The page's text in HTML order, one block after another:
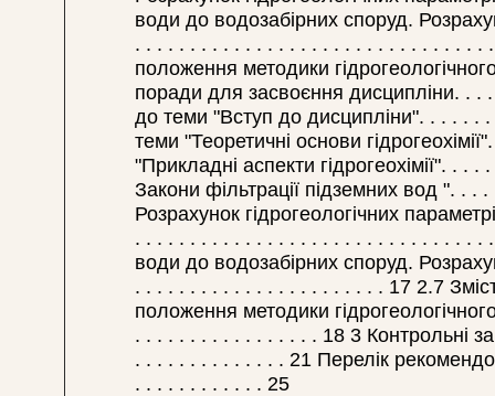
води до водозабірних споруд.
. . . . . . . . . . . . . . . . . . . . . . . . . . . . . . . .
положення методики
поради для засвоєння дисципліни. . .
до теми "Вступ до дисципліни". . . . . .
теми "Теоретичні основи
"Прикладні аспекти гідрогеохімії". .
Закони фільтрації підземних вод ". . .
Розрахунок гідрогеологічних
. . . . . . . . . . . . . . . . . . . . . . . . . . . . . . . .
води до водозабірних споруд.
. . . . . . . . . . . . . . . . . . . . . . . 17 2.7
положення методики
. . . . . . . . . . . . . . . . . 18 3 Контрольні
. . . . . . . . . . . . . . 21 Перелік
. . . . . . . . . . . . 25